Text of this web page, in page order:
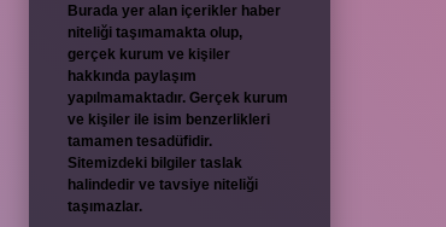
Burada yer alan içerikler haber
niteliği taşımamakta olup,
gerçek kurum ve kişiler
hakkında paylaşım
yapılmamaktadır. Gerçek kurum
ve kişiler ile isim benzerlikleri
tamamen tesadüfidir.
Sitemizdeki bilgiler taslak
halindedir ve tavsiye niteliği
taşımazlar.